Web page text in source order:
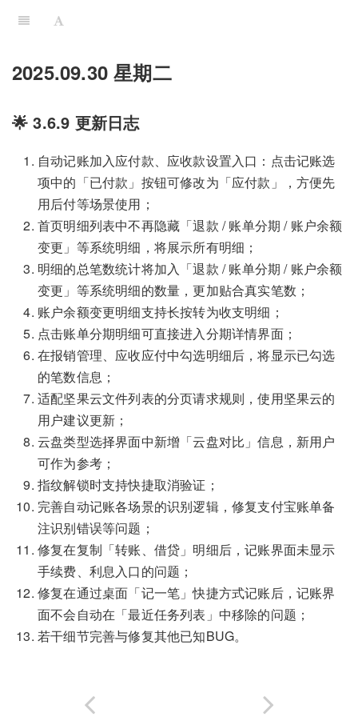
2025.09.30 星期二
🌟 3.6.9 更新日志
自动记账加入应付款、应收款设置入口：点击记账选
项中的「已付款」按钮可修改为「应付款」，方便先
用后付等场景使用；
首页明细列表中不再隐藏「退款 / 账单分期 / 账户余额
变更」等系统明细，将展示所有明细；
明细的总笔数统计将加入「退款 / 账单分期 / 账户余额
变更」等系统明细的数量，更加贴合真实笔数；
账户余额变更明细支持长按转为收支明细；
点击账单分期明细可直接进入分期详情界面；
在报销管理、应收应付中勾选明细后，将显示已勾选
的笔数信息；
适配坚果云文件列表的分页请求规则，使用坚果云的
用户建议更新；
云盘类型选择界面中新增「云盘对比」信息，新用户
可作为参考；
指纹解锁时支持快捷取消验证；
完善自动记账各场景的识别逻辑，修复支付宝账单备
注识别错误等问题；
修复在复制「转账、借贷」明细后，记账界面未显示
手续费、利息入口的问题；
修复在通过桌面「记一笔」快捷方式记账后，记账界
面不会自动在「最近任务列表」中移除的问题；
若干细节完善与修复其他已知BUG。